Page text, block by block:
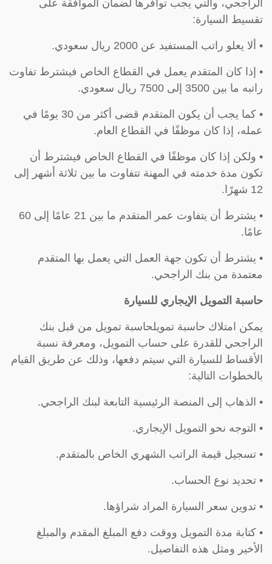
الراجحي، والتي يجب توافرها لضمان الموافقة على
تقسيط السيارة:
• ألا يعلو راتب المستفيد عن 2000 ريال سعودي.
• إذا كان المتقدم يعمل في القطاع الخاص فيشترط تفاوت
راتبه ما بين 3500 إلى 7500 ريال سعودي.
• كما يجب أن يكون المتقدم قضى أكثر من 30 يومًا في
عمله، إذا كان موظفًا في القطاع العام.
• ولكن إذا كان موظفًا في القطاع الخاص فيشترط أن
تكون مدة خدمته في المهنة تتفاوت ما بين ثلاثة أشهر إلى
12 شهرًا.
• يشترط أن يتفاوت عمر المتقدم ما بين 21 عامًا إلى 60
عامًا.
• يشترط أن تكون جهة العمل التي يعمل بها المتقدم
معتمدة من بنك الراجحي.
حاسبة التمويل الإيجاري للسيارة
يمكن امتلاك حاسبة تمويلحاسبة تمويل من قبل بنك
الراجحي للقدرة على حساب التمويل، ومعرفة نسبة
الأقساط للسيارة التي سيتم دفعها، وذلك عن طريق القيام
بالخطوات التالية:
• الذهاب إلى المنصة الرئيسية التابعة لبنك الراجحي.
• التوجه نحو التمويل الإيجاري.
• تسجيل قيمة الراتب الشهري الخاص بالمتقدم.
• تحديد نوع الحساب.
• تدوين سعر السيارة المراد شراؤها.
• كتابة مدة التمويل ووقت دفع المبلغ المقدم والمبلغ
الأخير ومثل هذه التفاصيل.